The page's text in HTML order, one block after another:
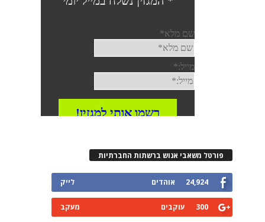
פורטל משאבי אנוש ברשתות החברתיות
24,924 אוהדים לייק
300 עוקבים מעקב